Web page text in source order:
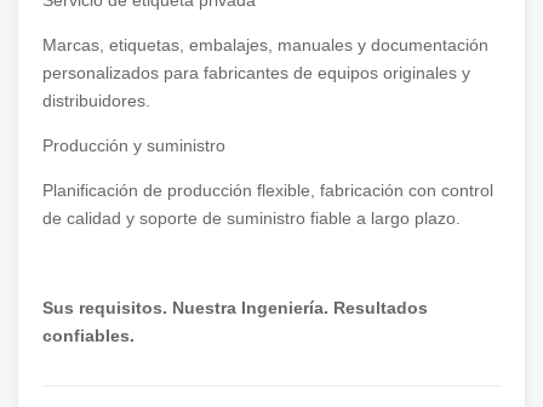
Marcas, etiquetas, embalajes, manuales y documentación
personalizados para fabricantes de equipos originales y
distribuidores.
Producción y suministro
Planificación de producción flexible, fabricación con control
de calidad y soporte de suministro fiable a largo plazo.
Sus requisitos. Nuestra Ingeniería. Resultados
confiables.